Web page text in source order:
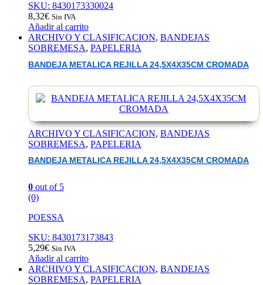
SKU: 8430173330024
8,32€ Sin IVA
Añadir al carrito
ARCHIVO Y CLASIFICACION, BANDEJAS
SOBREMESA, PAPELERIA
BANDEJA METALICA REJILLA 24,5X4X35CM CROMADA
ARCHIVO Y CLASIFICACION, BANDEJAS
SOBREMESA, PAPELERIA
BANDEJA METALICA REJILLA 24,5X4X35CM CROMADA
0 out of 5
(0)
POESSA
SKU: 8430173173843
5,29€ Sin IVA
Añadir al carrito
ARCHIVO Y CLASIFICACION, BANDEJAS
SOBREMESA, PAPELERIA